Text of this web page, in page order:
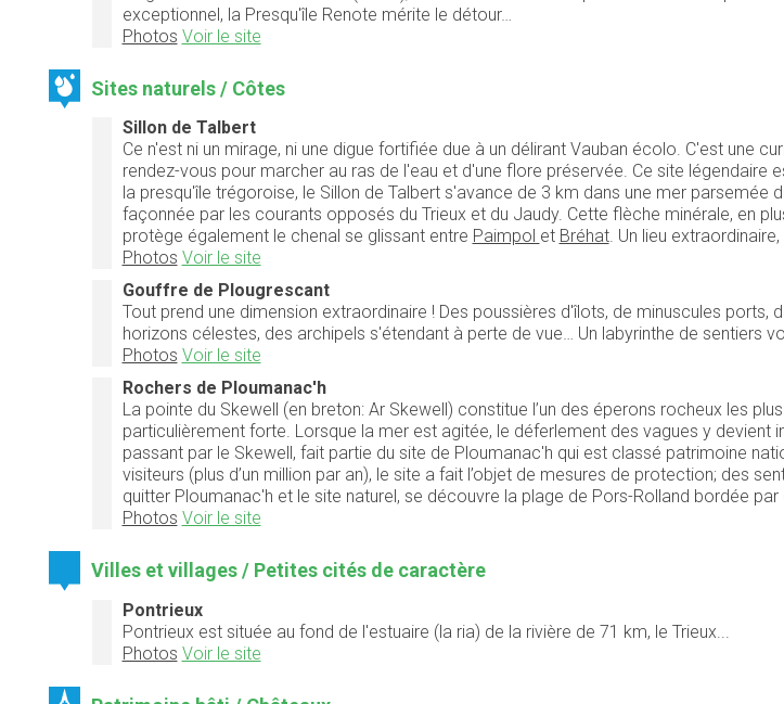
exceptionnel, la Presqu'île Renote mérite le détour…
Photos Voir le site
Sites naturels / Côtes
Sillon de Talbert
Ce n'est ni un mirage, ni une digue fortifiée due à un délirant Vauban écolo. C'est une
rendez-vous pour marcher au ras de l'eau et d'une flore préservée. Ce site
la presqu'île trégoroise, le Sillon de Talbert s'avance de 3 km dans une mer
façonnée par les courants opposés du Trieux et du Jaudy. Cette flèche minérale, en
protège également le chenal se glissant entre Paimpol et Bréhat. Un lieu
Photos Voir le site
Gouffre de Plougrescant
Tout prend une dimension extraordinaire ! Des poussières d'îlots, de minuscules
horizons célestes, des archipels s'étendant à perte de vue… Un labyrinthe de sentiers
Photos Voir le site
Rochers de Ploumanac'h
La pointe du Skewell (en breton: Ar Skewell) constitue l’un des éperons rocheux les
particulièrement forte. Lorsque la mer est agitée, le déferlement des vagues y devient
passant par le Skewell, fait partie du site de Ploumanac'h qui est classé patrimoine
visiteurs (plus d’un million par an), le site a fait l’objet de mesures de protection; des
quitter Ploumanac'h et le site naturel, se découvre la plage de Pors-Rolland bordée
Photos Voir le site
Villes et villages / Petites cités de caractère
Pontrieux
Pontrieux est située au fond de l'estuaire (la ria) de la rivière de 71 km, le Trieux...
Photos Voir le site